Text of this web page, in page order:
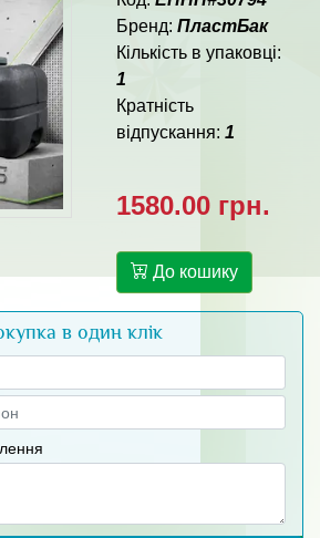
Бренд: ПластБак
Кількість в упаковці:
1
Кратність
відпускання: 1
1580.00 грн.
До кошику
в один клік